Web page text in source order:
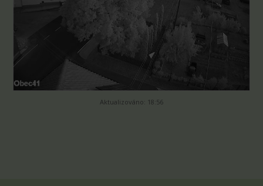
Aktualizováno: 18:56